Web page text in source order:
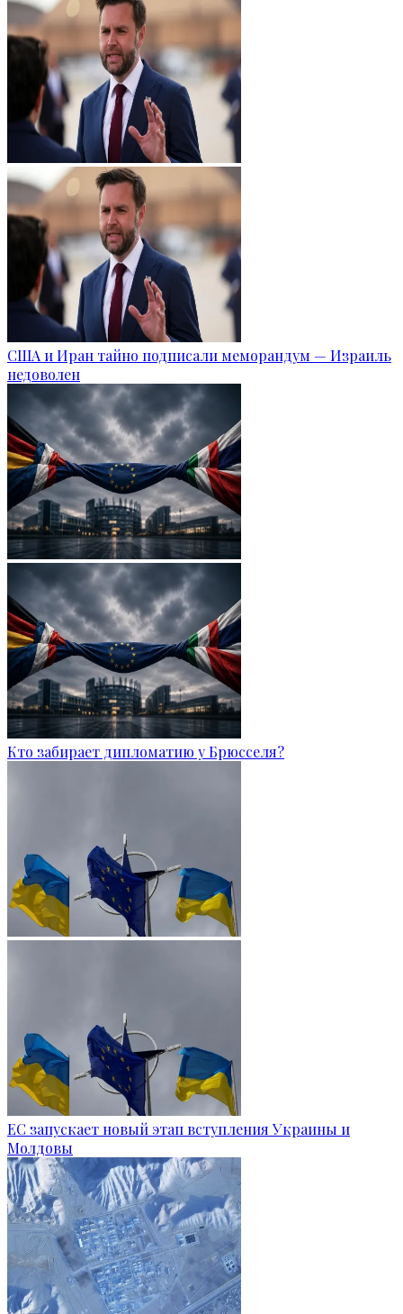
США и Иран тайно подписали меморандум — Израиль
недоволен
Кто забирает дипломатию у Брюсселя?
ЕС запускает новый этап вступления Украины и
Молдовы